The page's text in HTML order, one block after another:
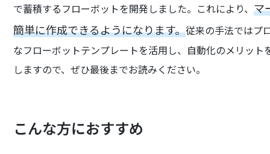
で蓄積するフローボットを開発しました。これにより、マ
簡単に作成できるようになります。従来の手法ではプ
なフローボットテンプレートを活用し、自動化のメリッ
しますので、ぜひ最後までお読みください。
こんな方におすすめ